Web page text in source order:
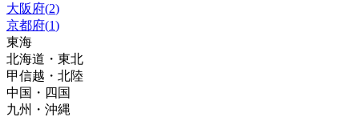
大阪府(2)
京都府(1)
東海
北海道・東北
甲信越・北陸
中国・四国
九州・沖縄